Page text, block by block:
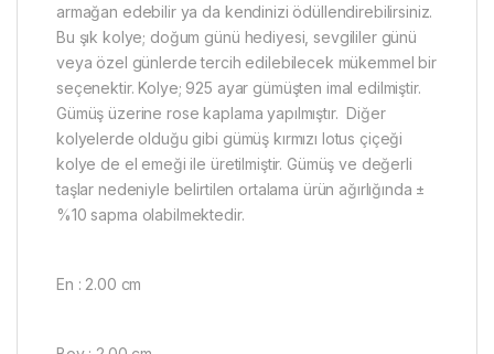
armağan edebilir ya da kendinizi ödüllendirebilirsiniz.
Bu şık kolye; doğum günü hediyesi, sevgililer günü
veya özel günlerde tercih edilebilecek mükemmel bir
seçenektir. Kolye; 925 ayar gümüşten imal edilmiştir.
Gümüş üzerine rose kaplama yapılmıştır. Diğer
kolyelerde olduğu gibi gümüş kırmızı lotus çiçeği
kolye de el emeği ile üretilmiştir. Gümüş ve değerli
taşlar nedeniyle belirtilen ortalama ürün ağırlığında ±
%10 sapma olabilmektedir.
En : 2.00 cm